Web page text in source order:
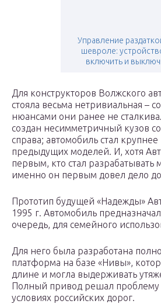
Управление
шевроле:
включить и
Для конструкторов Волжского
стояла весьма нетривиальная –
нюансами они ранее не
создан несимметричный кузов
справа; автомобиль стал крупнее
предыдущих моделей. И, хотя
первым, кто стал разрабатывать
именно он первым довел дело до
Прототип будущей «Надежды»
1995 г. Автомобиль
очередь, для семейного
Для него была разработана
платформа на базе «Нивы»,
длине и могла выдерживать
Полный привод решал проблему
условиях российских дорог.